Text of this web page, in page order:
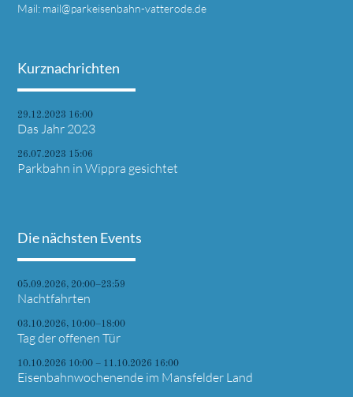
Mail: mail@parkeisenbahn-vatterode.de
Kurznachrichten
29.12.2023 16:00
Das Jahr 2023
26.07.2023 15:06
Parkbahn in Wippra gesichtet
Die nächsten Events
05.09.2026, 20:00–23:59
Nachtfahrten
03.10.2026, 10:00–18:00
Tag der offenen Tür
10.10.2026 10:00 – 11.10.2026 16:00
Eisenbahnwochenende im Mansfelder Land